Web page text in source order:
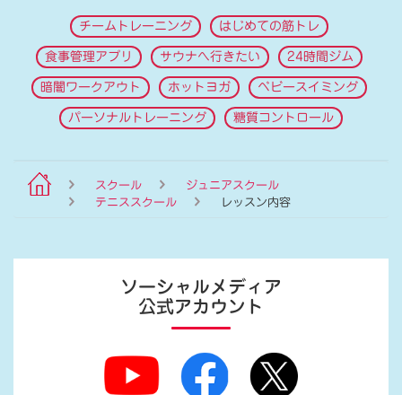
チームトレーニング はじめての筋トレ
食事管理アプリ サウナへ行きたい 24時間ジム
暗闇ワークアウト ホットヨガ ベビースイミング
パーソナルトレーニング 糖質コントロール
スクール
ジュニアスクール
テニススクール
レッスン内容
ソーシャルメディア
公式アカウント